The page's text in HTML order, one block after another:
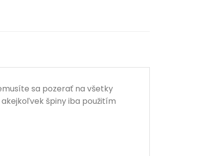
sa pozerať na všetky
špiny iba použitím